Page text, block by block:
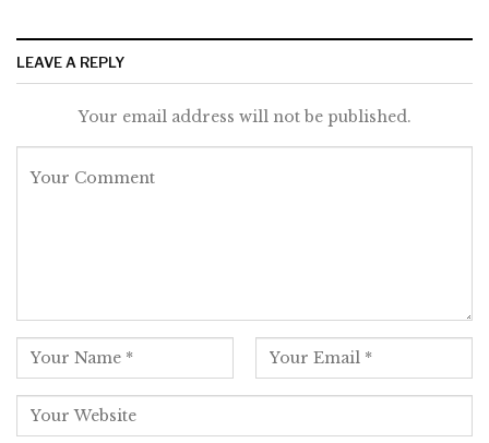
LEAVE A REPLY
Your email address will not be published.